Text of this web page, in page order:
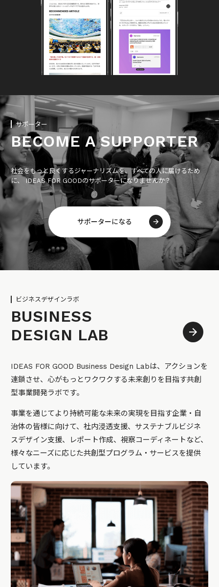
サポーター
BECOME A SUPPORTER
社会をもっと良くするジャーナリズムを、すべての人に届けるため
に、 IDEAS FOR GOODのサポーターになりませんか？
サポーターになる
ビジネスデザインラボ
BUSINESS
DESIGN LAB
IDEAS FOR GOOD Business Design Labは、アクションを
連鎖させ、心がもっとワクワクする未来創りを目指す共創
型事業開発ラボです。
事業を通じてより持続可能な未来の実現を目指す企業・自
治体の皆様に向けて、社内浸透支援、サステナブルビジネ
スデザイン支援、レポート作成、視察コーディネートなど、
様々なニーズに応じた共創型プログラム・サービスを提供
しています。